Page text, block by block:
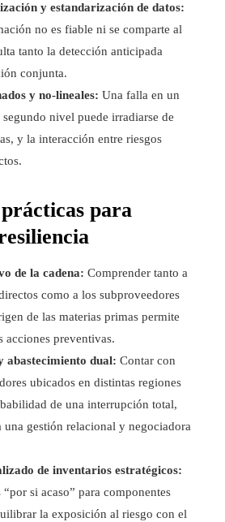
y estandarización de datos:
no es fiable ni se comparte al
tanto la detección anticipada
conjunta.
y no-lineales: Una falla en un
nivel puede irradiarse de
y la interacción entre riesgos
para
de la cadena: Comprender tanto a
como a los subproveedores
de las materias primas permite
acciones preventivas.
abastecimiento dual: Contar con
ubicados en distintas regiones
de una interrupción total,
una gestión relacional y negociadora
de inventarios estratégicos:
si acaso” para componentes
la exposición al riesgo con el